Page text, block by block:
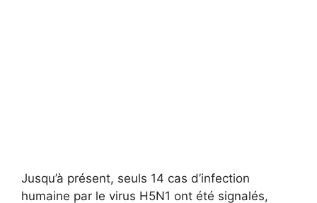
Jusqu’à présent, seuls 14 cas d’infection
humaine par le virus H5N1 ont été signalés,